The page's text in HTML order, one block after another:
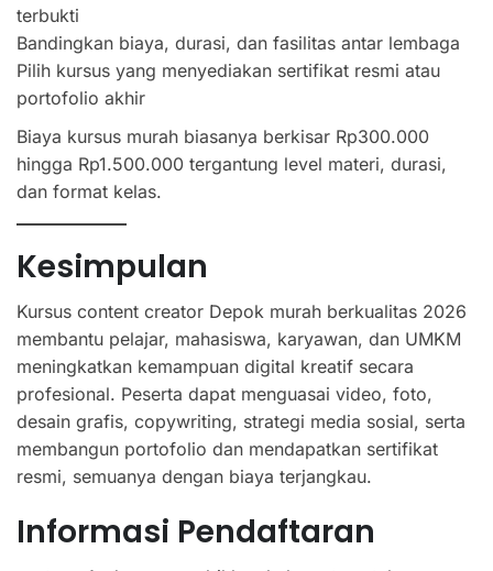
terbukti
Bandingkan biaya, durasi, dan fasilitas antar lembaga
Pilih kursus yang menyediakan sertifikat resmi atau
portofolio akhir
Biaya kursus murah biasanya berkisar Rp300.000
hingga Rp1.500.000 tergantung level materi, durasi,
dan format kelas.
Kesimpulan
Kursus content creator Depok murah berkualitas 2026
membantu pelajar, mahasiswa, karyawan, dan UMKM
meningkatkan kemampuan digital kreatif secara
profesional. Peserta dapat menguasai video, foto,
desain grafis, copywriting, strategi media sosial, serta
membangun portofolio dan mendapatkan sertifikat
resmi, semuanya dengan biaya terjangkau.
Informasi Pendaftaran